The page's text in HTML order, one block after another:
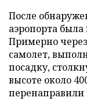
После
аэропорта
Примерно
самолет,
посадку,
высоте около
перенаправили